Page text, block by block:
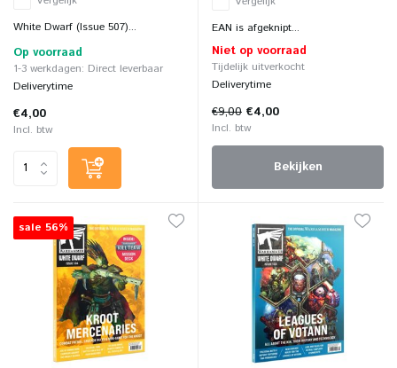
White Dwarf (Issue 507)...
Op voorraad
1-3 werkdagen: Direct leverbaar
Deliverytime
€4,00
Incl. btw
EAN is afgeknipt...
Niet op voorraad
Tijdelijk uitverkocht
Deliverytime
€9,00 €4,00
Incl. btw
Bekijken
sale 56%